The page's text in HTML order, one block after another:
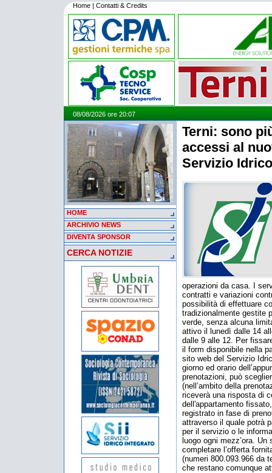
Home | Contatti & Credits
08/08/2026 ore 20:07
HOME
ARCHIVIO NEWS
DIVENTA SPONSOR
CERCA NOTIZIE
Terni: sono
accessi al
Servizio
operazioni da casa. I
contratti e variazioni
possibilità di effettuare
tradizionalmente gestite
verde, senza alcuna
attivo il lunedì dalle 14
dalle 9 alle 12. Per
il form disponibile nella
sito web del Servizio
giorno ed orario
prenotazioni, può
(nell’ambito della
riceverà una risposta di
dell'appartamento
registrato in fase di
attraverso il quale potrà
per il servizio o le
luogo ogni mezz’ora.
completare l’offerta
(numeri 800.093.966 da
che restano comunque